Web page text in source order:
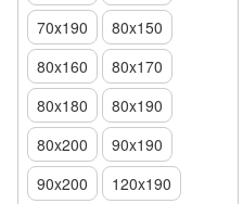
70х190
80x150
80x160
80x170
80x180
80x190
80x200
90x190
90x200
120x190